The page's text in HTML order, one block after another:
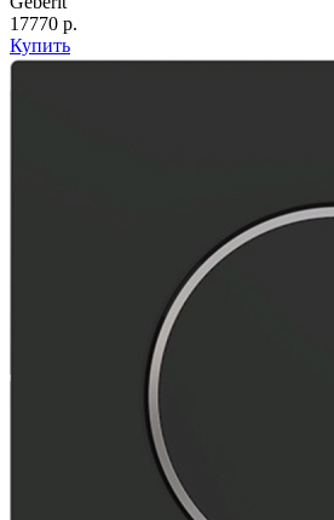
17770 р.
Купить